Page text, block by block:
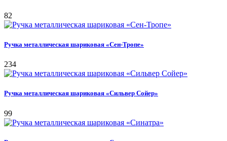
82
Ручка металлическая шариковая «Сен-Тропе»
234
Ручка металлическая шариковая «Сильвер Сойер»
99